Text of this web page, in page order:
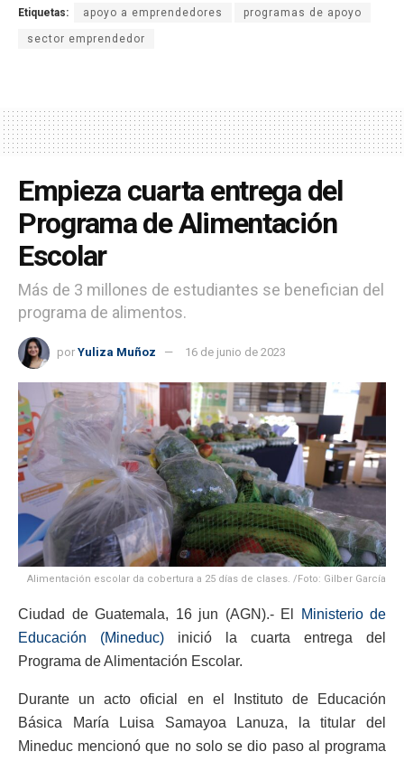
Etiquetas: apoyo a emprendedores programas de apoyo
sector emprendedor
Empieza cuarta entrega del
Programa de Alimentación
Escolar
Más de 3 millones de estudiantes se benefician del
programa de alimentos.
por Yuliza Muñoz 16 de junio de 2023
Alimentación escolar da cobertura a 25 días de clases. /Foto: Gilber García
Ciudad de Guatemala, 16 jun (AGN).- El
Ministerio de
Educación (Mineduc) inició la cuarta entrega del
Programa de Alimentación Escolar.
Durante un acto oficial en el Instituto de Educación
Básica María Luisa Samayoa Lanuza, la titular del
Mineduc mencionó que no solo se dio paso al programa